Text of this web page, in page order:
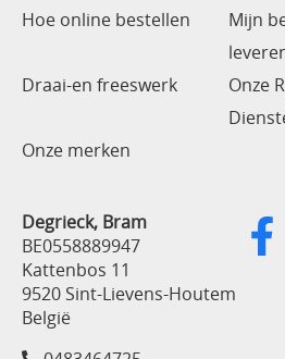
Hoe online bestellen
Mijn
Draai-en freeswerk
Onze
Onze merken
Degrieck, Bram
BE0558889947
Kattenbos 11
9520 Sint-Lievens-Houtem
België